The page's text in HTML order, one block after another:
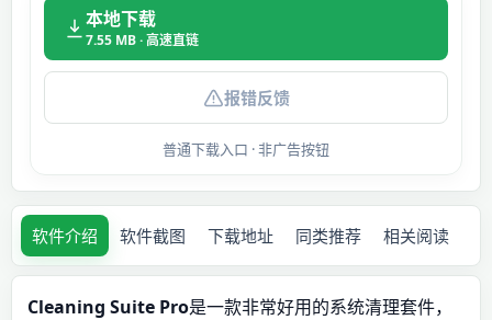
本地下载
7.55 MB · 高速直链
报错反馈
普通下载入口 · 非广告按钮
软件介绍 软件截图 下载地址 同类推荐 相关阅读
Cleaning Suite Pro是一款非常好用的系统清理套件，